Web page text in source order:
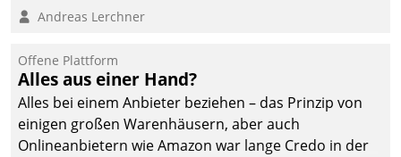
Andreas Lerchner
Offene Plattform
Alles aus einer Hand?
Alles bei einem Anbieter beziehen – das Prinzip von
einigen großen Warenhäusern, aber auch
Onlineanbietern wie Amazon war lange Credo in der